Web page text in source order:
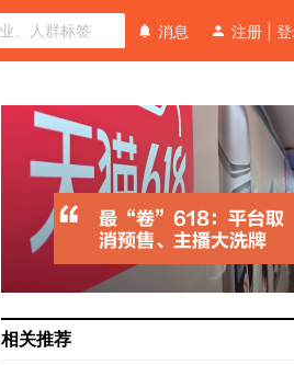
消息 注册
相关推荐